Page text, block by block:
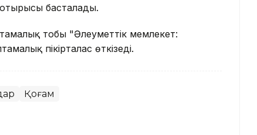
отырысы басталады.
тобы "Әлеуметтік мемлекет:
пікірталас өткізеді.
Қоғам